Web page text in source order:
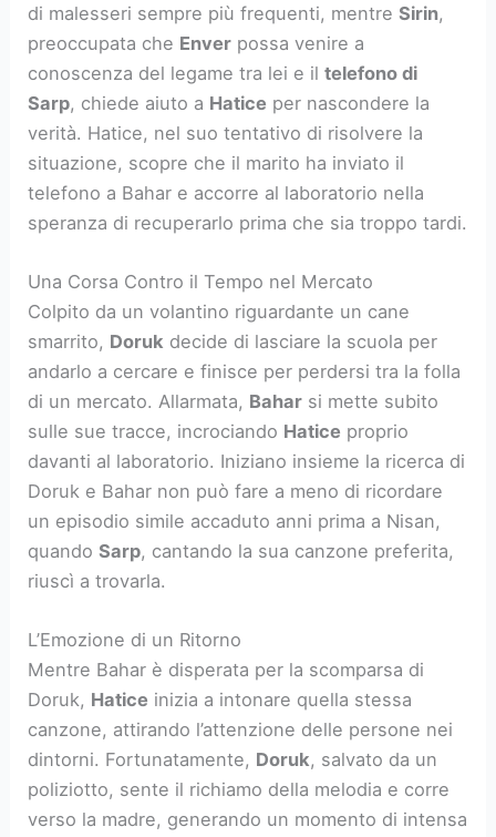
di malesseri sempre più frequenti, mentreSirin,
preoccupata che Enver possa venire a
conoscenza del legame tra lei e iltelefono di
Sarp, chiede aiuto a Hatice per nascondere la
verità. Hatice, nel suo tentativo di risolvere la
situazione, scopre che il marito ha inviato il
telefono a Bahar e accorre al laboratorio nella
speranza di recuperarlo prima che sia troppo tardi.
Una Corsa Contro il Tempo nel Mercato
Colpito da un volantino riguardante un cane
smarrito, Doruk decide di lasciare la scuola per
andarlo a cercare e finisce per perdersi tra la folla
di un mercato. Allarmata, Bahar si mette subito
sulle sue tracce, incrociando Hatice proprio
davanti al laboratorio. Iniziano insieme la ricerca di
Doruk e Bahar non può fare a meno di ricordare
un episodio simile accaduto anni prima a Nisan,
quandoSarp, cantando la sua canzone preferita,
riuscì a trovarla.
L’Emozione di un Ritorno
Mentre Bahar è disperata per la scomparsa di
Doruk, Hatice inizia a intonare quella stessa
canzone, attirando l’attenzione delle persone nei
dintorni. Fortunatamente, Doruk, salvato da un
poliziotto, sente il richiamo della melodia e corre
verso la madre, generando un momento di intensa